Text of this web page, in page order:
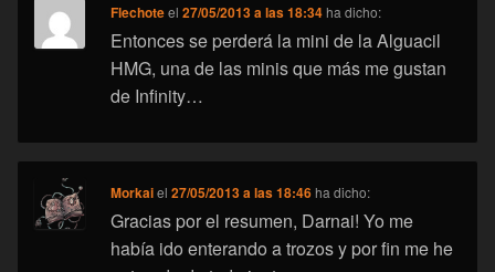
Flechoteel27/05/2013 a las 18:34 ha dicho:
Entonces se perderá la mini de la Alguacil
HMG, una de las minis que más me gustan
de Infinity…
Morkaiel27/05/2013 a las 18:46 ha dicho:
Gracias por el resumen, Darnai! Yo me
había ido enterando a trozos y por fin me he